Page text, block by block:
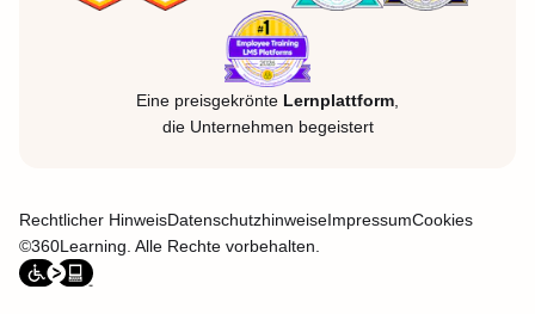
Eine preisgekrönte Lernplattform
die Unternehmen begeistert
Rechtlicher HinweisDatenschutzhinweiseImpressumCookies
©360Learning. Alle Rechte vorbehalten.